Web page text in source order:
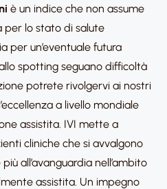
è un indice che non assume
per lo stato di salute
per un’eventuale futura
spotting seguano difficoltà
potrete rivolgervi ai nostri
a livello mondiale
assistita. IVI mette a
cliniche che si avvalgono
all’avanguardia nell’ambito
assistita. Un impegno